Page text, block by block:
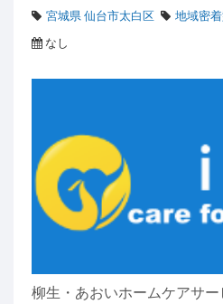
宮城県 仙台市太白区
地域密
なし
柳生・あおいホームケアサー